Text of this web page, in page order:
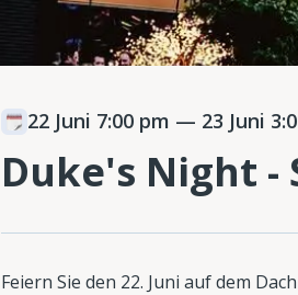
22 Juni 7:00 pm — 23 Juni
Duke's Night -
Feiern Sie den 22. Juni auf dem